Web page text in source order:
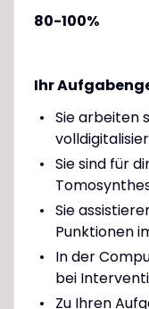
80-100%
Ihr
Sie arbeiten
Sie sind für
Sie
Punktionen
In der
bei
Zu Ihren